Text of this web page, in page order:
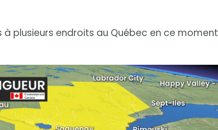
plusieurs endroits au Québec en ce moment